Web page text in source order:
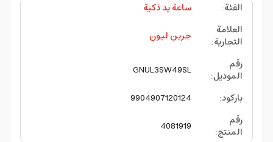
الفئة:
ساعة يد ذكية
العلامة
التجارية:
جرين ليون
رقم
الموديل:
GNUL3SW49SL
باركود:
9904907120124
رقم
المنتج:
4081919